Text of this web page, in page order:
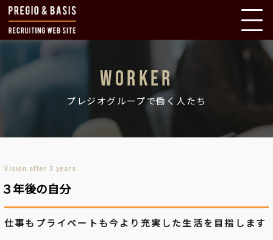
新着情報
採用メッセージ
仕事を知る
WORKER
プレジオグループで働く人たち
Vision after 3 years
３年後の自分
仕事もプライベートも今より充実した生活を目指します